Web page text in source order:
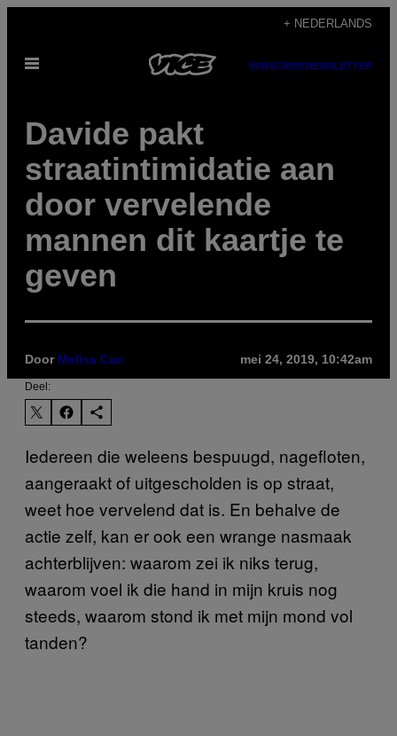
de
+ NEDERLANDS
Open
SUBSCRIBENEWSLETTER
Davide pakt
straatintimidatie aan
door vervelende
mannen dit kaartje te
geven
Door Melisa Can mei 24, 2019, 10:42am
Deel:
Iedereen die weleens bespuugd, nagefloten,
aangeraakt of uitgescholden is op straat,
weet hoe vervelend dat is. En behalve de
actie zelf, kan er ook een wrange nasmaak
achterblijven: waarom zei ik niks terug,
waarom voel ik die hand in mijn kruis nog
steeds, waarom stond ik met mijn mond vol
tanden?